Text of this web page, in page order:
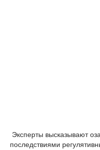
Эксперты высказывают
последствиями